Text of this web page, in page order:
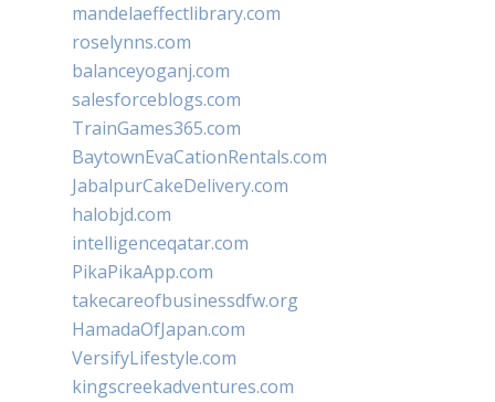
mandelaeffectlibrary.com
roselynns.com
balanceyoganj.com
salesforceblogs.com
TrainGames365.com
BaytownEvaCationRentals.com
JabalpurCakeDelivery.com
halobjd.com
intelligenceqatar.com
PikaPikaApp.com
takecareofbusinessdfw.org
HamadaOfJapan.com
VersifyLifestyle.com
kingscreekadventures.com